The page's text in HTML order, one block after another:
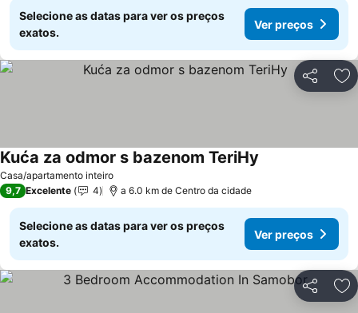
Selecione as datas para ver os preços
exatos.
Ver preços
Partilhar
Casa/apartamento inteiro
Kuća za odmor s bazenom TeriHy
9,7 Excelente 4 a 6.0 km de Centro da cidade
Selecione as datas para ver os preços
exatos.
Ver preços
Partilhar